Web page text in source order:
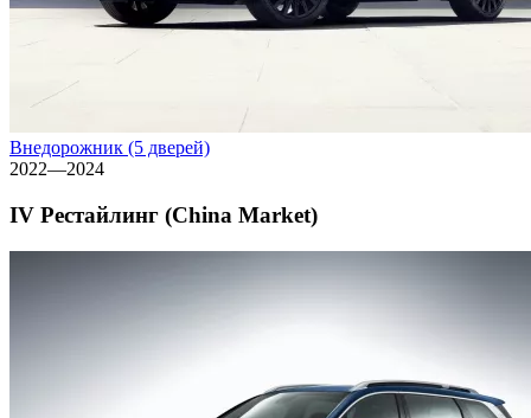
Внедорожник (5 дверей)
2022—2024
IV Рестайлинг (China Market)